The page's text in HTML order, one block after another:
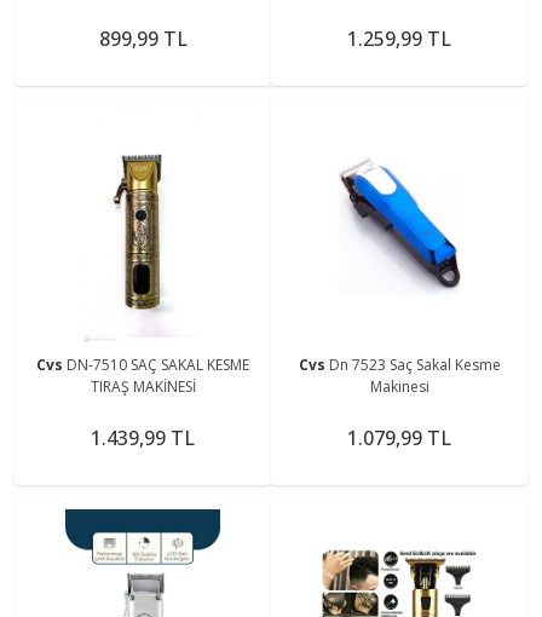
899,99 TL 1.259,99 TL
Cvs DN-7510 SAÇ SAKAL KESME
TIRAŞ MAKİNESİ
1.439,99 TL
Cvs Dn 7523 Saç Sakal Kesme
Makinesi
1.079,99 TL